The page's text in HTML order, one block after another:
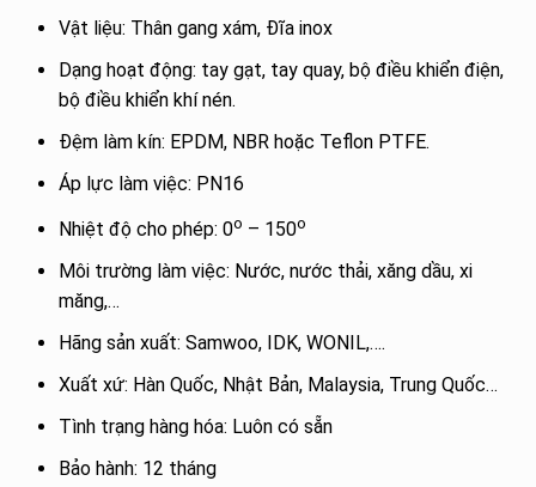
Vật liệu: Thân gang xám, Đĩa inox
Dạng hoạt động: tay gạt, tay quay, bộ điều khiển điện,
bộ điều khiển khí nén.
Đệm làm kín: EPDM, NBR hoặc Teflon PTFE.
Áp lực làm việc: PN16
Nhiệt độ cho phép: 0o – 150o
Môi trường làm việc: Nước, nước thải, xăng dầu, xi
măng,…
Hãng sản xuất: Samwoo, IDK, WONIL,….
Xuất xứ: Hàn Quốc, Nhật Bản, Malaysia, Trung Quốc…
Tình trạng hàng hóa: Luôn có sẵn
Bảo hành: 12 tháng